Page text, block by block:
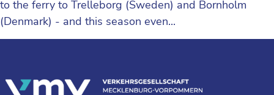
to the ferry to Trelleborg (Sweden) and Bornholm
(Denmark) - and this season even...